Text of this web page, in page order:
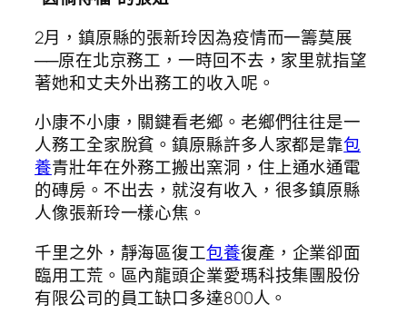
2月，鎮原縣的張新玲因為疫情而一籌莫展
──原在北京務工，一時回不去，家里就指望
著她和丈夫外出務工的收入呢。
小康不小康，關鍵看老鄉。老鄉們往往是一
人務工全家脫貧。鎮原縣許多人家都是靠包
養青壯年在外務工搬出窯洞，住上通水通電
的磚房。不出去，就沒有收入，很多鎮原縣
人像張新玲一樣心焦。
千里之外，靜海區復工包養復產，企業卻面
臨用工荒。區內龍頭企業愛瑪科技集團股份
有限公司的員工缺口多達800人。